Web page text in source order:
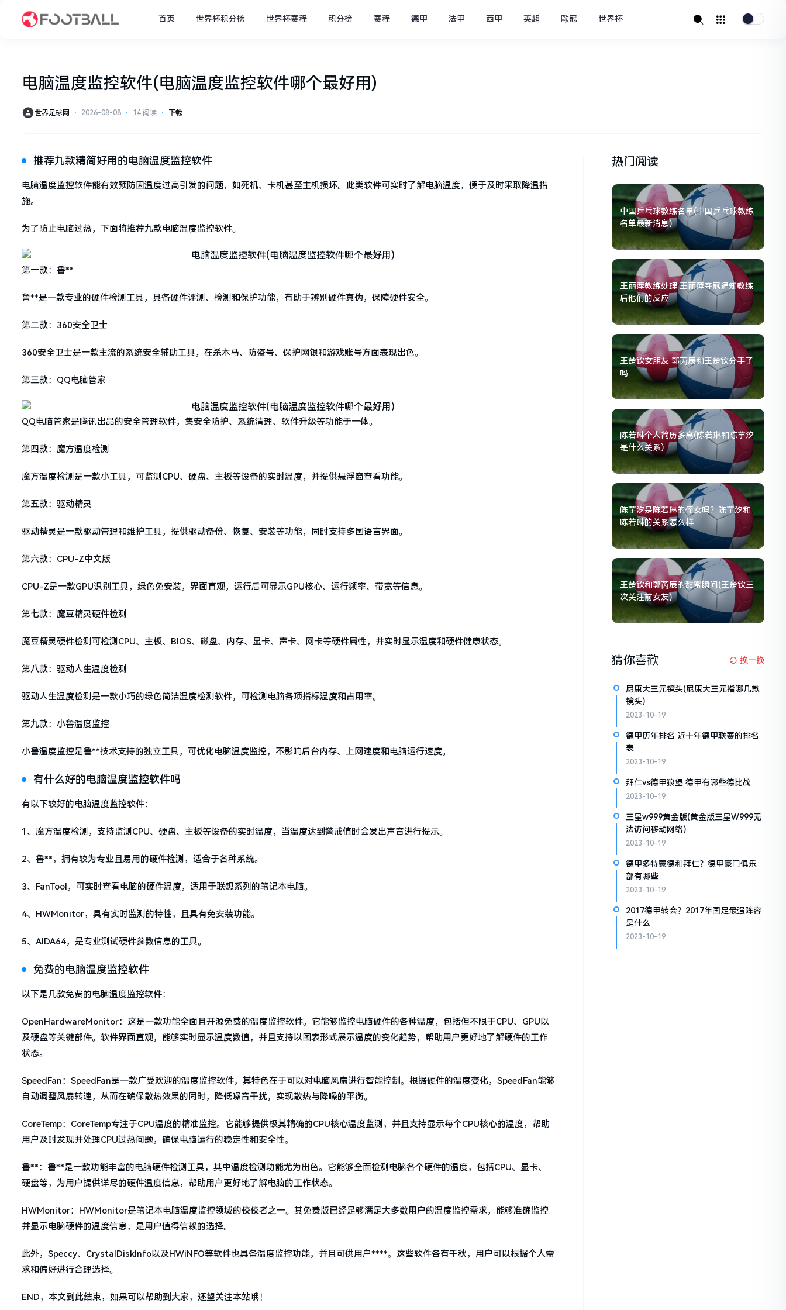
首页 世界杯积分榜 世界杯赛程 积分榜 赛程 德甲 法甲 西甲 英超 歐冠 世界杯
电脑温度监控软件(电脑温度监控软件哪个最好用)
世界足球网 ⋅ 2026-08-08 ⋅ 14 阅读 ⋅ 下载
推荐九款精简好用的电脑温度监控软件
电脑温度监控软件能有效预防因温度过高引发的问题，如死机、卡机甚至主机损坏。此类软件可实时了解电脑温度，便于及时采取降温措
施。
为了防止电脑过热，下面将推荐九款电脑温度监控软件。
第一款：鲁**
鲁**是一款专业的硬件检测工具，具备硬件评测、检测和保护功能，有助于辨别硬件真伪，保障硬件安全。
第二款：360安全卫士
360安全卫士是一款主流的系统安全辅助工具，在杀木马、防盗号、保护网银和游戏账号方面表现出色。
第三款：QQ电脑管家
QQ电脑管家是腾讯出品的安全管理软件，集安全防护、系统清理、软件升级等功能于一体。
第四款：魔方温度检测
魔方温度检测是一款小工具，可监测CPU、硬盘、主板等设备的实时温度，并提供悬浮窗查看功能。
第五款：驱动精灵
驱动精灵是一款驱动管理和维护工具，提供驱动备份、恢复、安装等功能，同时支持多国语言界面。
第六款：CPU-Z中文版
CPU-Z是一款GPU识别工具，绿色免安装，界面直观，运行后可显示GPU核心、运行频率、带宽等信息。
第七款：魔豆精灵硬件检测
魔豆精灵硬件检测可检测CPU、主板、BIOS、磁盘、内存、显卡、声卡、网卡等硬件属性，并实时显示温度和硬件健康状态。
第八款：驱动人生温度检测
驱动人生温度检测是一款小巧的绿色简洁温度检测软件，可检测电脑各项指标温度和占用率。
第九款：小鲁温度监控
小鲁温度监控是鲁**技术支持的独立工具，可优化电脑温度监控，不影响后台内存、上网速度和电脑运行速度。
有什么好的电脑温度监控软件吗
有以下较好的电脑温度监控软件：
1、魔方温度检测，支持监测CPU、硬盘、主板等设备的实时温度，当温度达到警戒值时会发出声音进行提示。
2、鲁**，拥有较为专业且易用的硬件检测，适合于各种系统。
3、FanTool，可实时查看电脑的硬件温度，适用于联想系列的笔记本电脑。
4、HWMonitor，具有实时监测的特性，且具有免安装功能。
5、AIDA64，是专业测试硬件参数信息的工具。
免费的电脑温度监控软件
以下是几款免费的电脑温度监控软件：
OpenHardwareMonitor：这是一款功能全面且开源免费的温度监控软件。它能够监控电脑硬件的各种温度，包括但不限于CPU、GPU以
及硬盘等关键部件。软件界面直观，能够实时显示温度数值，并且支持以图表形式展示温度的变化趋势，帮助用户更好地了解硬件的工作
状态。
SpeedFan：SpeedFan是一款广受欢迎的温度监控软件，其特色在于可以对电脑风扇进行智能控制。根据硬件的温度变化，SpeedFan能够
自动调整风扇转速，从而在确保散热效果的同时，降低噪音干扰，实现散热与降噪的平衡。
CoreTemp：CoreTemp专注于CPU温度的精准监控。它能够提供极其精确的CPU核心温度监测，并且支持显示每个CPU核心的温度，帮助
用户及时发现并处理CPU过热问题，确保电脑运行的稳定性和安全性。
鲁**：鲁**是一款功能丰富的电脑硬件检测工具，其中温度检测功能尤为出色。它能够全面检测电脑各个硬件的温度，包括CPU、显卡、
硬盘等，为用户提供详尽的硬件温度信息，帮助用户更好地了解电脑的工作状态。
HWMonitor：HWMonitor是笔记本电脑温度监控领域的佼佼者之一。其免费版已经足够满足大多数用户的温度监控需求，能够准确监控
并显示电脑硬件的温度信息，是用户值得信赖的选择。
此外，Speccy、CrystalDiskInfo以及HWiNFO等软件也具备温度监控功能，并且可供用户****。这些软件各有千秋，用户可以根据个人需
求和偏好进行合理选择。
END，本文到此结束，如果可以帮助到大家，还望关注本站哦！
热门阅读
中国乒乓球教练名单(中国乒乓球教练
名单最新消息)
王丽萍教练处理 王丽萍夺冠通知教练
后他们的反应
王楚钦女朋友 郭芮辰和王楚钦分手了
吗
陈若琳个人简历多高(陈若琳和陈芋汐
是什么关系)
陈芋汐是陈若琳的侄女吗？陈芋汐和
陈若琳的关系怎么样
王楚钦和郭芮辰的甜蜜瞬间(王楚钦三
次关注前女友)
猜你喜歡 换一换
尼康大三元镜头(尼康大三元指哪几款
镜头)
2023-10-19
德甲历年排名 近十年德甲联赛的排名
表
2023-10-19
拜仁vs德甲狼堡 德甲有哪些德比战
2023-10-19
三星w999黄金版(黄金版三星W999无
法访问移动网络)
2023-10-19
德甲多特蒙德和拜仁？德甲豪门俱乐
部有哪些
2023-10-19
2017德甲转会？2017年国足最强阵容
是什么
2023-10-19